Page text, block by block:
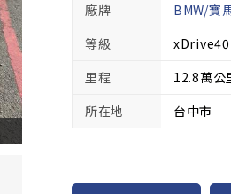
廠牌 BMW/寶
等級
里程
12.8萬公
所在地
台中市